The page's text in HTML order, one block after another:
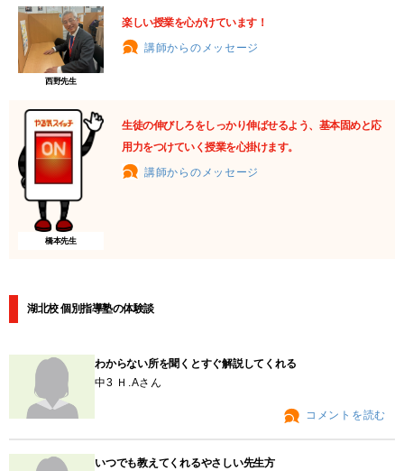
西野先生
楽しい授業を心がけています！
講師からのメッセージ
橋本先生
生徒の伸びしろをしっかり伸ばせるよう、基本固めと応
用力をつけていく授業を心掛けます。
講師からのメッセージ
湖北校 個別指導塾の体験談
わからない所を聞くとすぐ解説してくれる
中3 Ｈ.Aさん
コメントを読む
いつでも教えてくれるやさしい先生方